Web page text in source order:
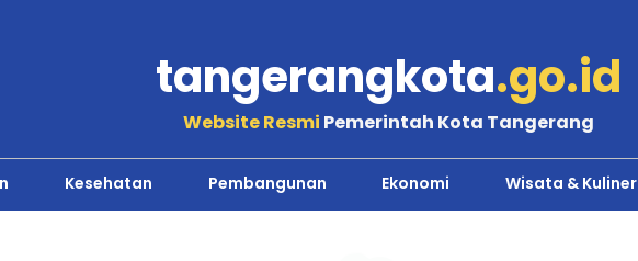
tangerangkota.go.id
Website Resmi Pemerintah Kota Tangerang
Kesehatan Pembangunan Ekonomi Wisata & Kuliner